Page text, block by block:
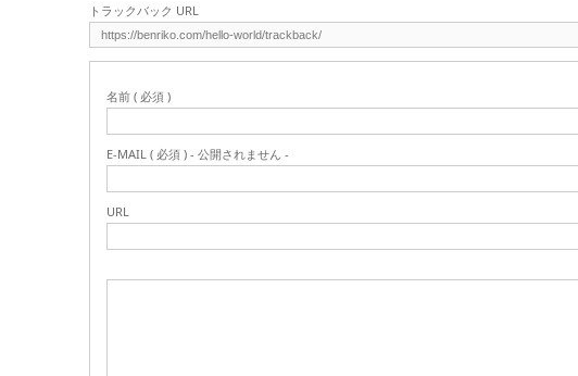
トラックバック URL
名前 ( 必須 )
E-MAIL ( 必須 ) - 公開されません -
URL